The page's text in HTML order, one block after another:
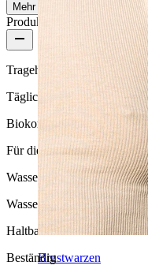
Brustwarzen
Mehr ansehen
Produktqualität
Tragehäufigkeit
Tägliches Tragen
Biokompatibilität
Für die meisten Hauttypen
Wasserbeständigkeit
Wasserfest
Haltbarkeit
Beständig